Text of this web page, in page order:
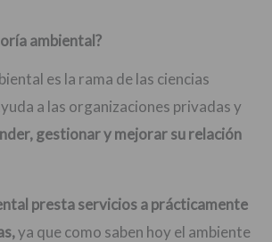
ambiental?
es la rama de las ciencias
a las organizaciones privadas y
gestionar y mejorar su relación
presta servicios a prácticamente
ya que como saben hoy el ambiente